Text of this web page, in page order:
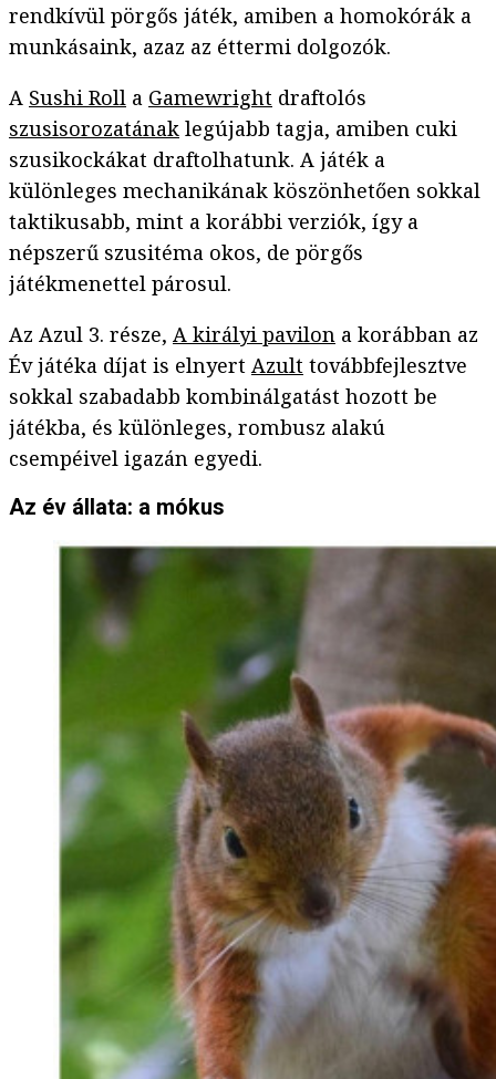
rendkívül pörgős játék, amiben a homokórák a
munkásaink, azaz az éttermi dolgozók.
A Sushi Roll a Gamewright draftolós
szusisorozatának legújabb tagja, amiben cuki
szusikockákat draftolhatunk. A játék a
különleges mechanikának köszönhetően sokkal
taktikusabb, mint a korábbi verziók, így a
népszerű szusitéma okos, de pörgős
játékmenettel párosul.
Az Azul 3. része, A királyi pavilon a korábban az
Év játéka díjat is elnyert Azult továbbfejlesztve
sokkal szabadabb kombinálgatást hozott be
játékba, és különleges, rombusz alakú
csempéivel igazán egyedi.
Az év állata: a mókus